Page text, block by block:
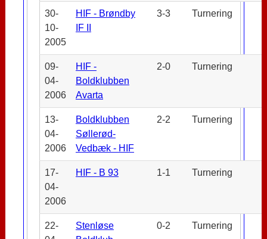
30-
10-
2005
HIF - Brøndby
IF II
3-3 Turnering
09-
04-
2006
HIF -
Boldklubben
Avarta
2-0 Turnering
13-
04-
2006
Boldklubben
Søllerød-
Vedbæk - HIF
2-2 Turnering
17-
04-
2006
HIF - B 93 1-1 Turnering
22-
Stenløse
0-2 Turnering